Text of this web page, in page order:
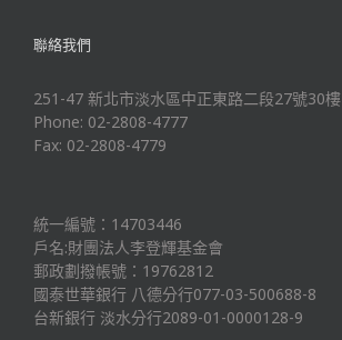
聯絡我們
251-47 新北市淡水區中正東路二段27號30樓
Phone: 02-2808-4777
Fax: 02-2808-4779
統一編號：14703446
戶名:財團法人李登輝基金會
郵政劃撥帳號：19762812
國泰世華銀行 八德分行077-03-500688-8
台新銀行 淡水分行2089-01-0000128-9